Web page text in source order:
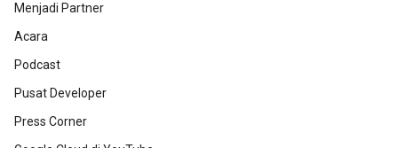
Menjadi Partner
Acara
Podcast
Pusat Developer
Press Corner